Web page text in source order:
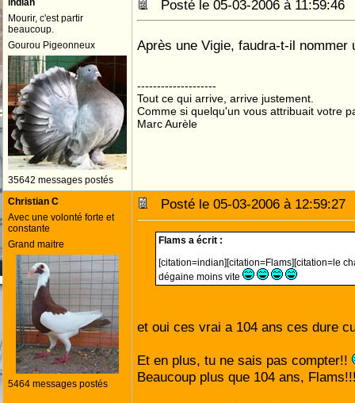
indian
Mourir, c'est partir
beaucoup.
Gourou Pigeonneux
35642 messages postés
Posté le 05-03-2006 à
Après une Vigie, faudra-t-il nommer
--------------------
Tout ce qui arrive, arrive justement.
Comme si quelqu'un vous attribuait votre
Marc Aurèle
Christian C
Avec une volonté forte et
constante
Grand maitre
5464 messages postés
Posté le 05-03-2006 à
Flams a écrit :
[citation=indian][citation=Flams][citation=le
dégaine moins vite
et oui ces vrai a 104 ans ces dure
Et en plus, tu ne sais pas compter!!
Beaucoup plus que 104 ans,